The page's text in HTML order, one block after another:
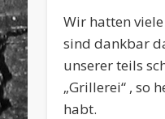
Wir hatten
sind dankbar
unserer teils
„Grillerei“ , so
habt.